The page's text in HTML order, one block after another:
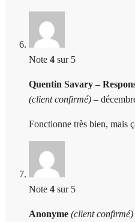
Note 4 sur 5
Quentin Savary –
(client confirmé) –
Fonctionne très bien, mais
Note 4 sur 5
Anonyme (client confirmé)